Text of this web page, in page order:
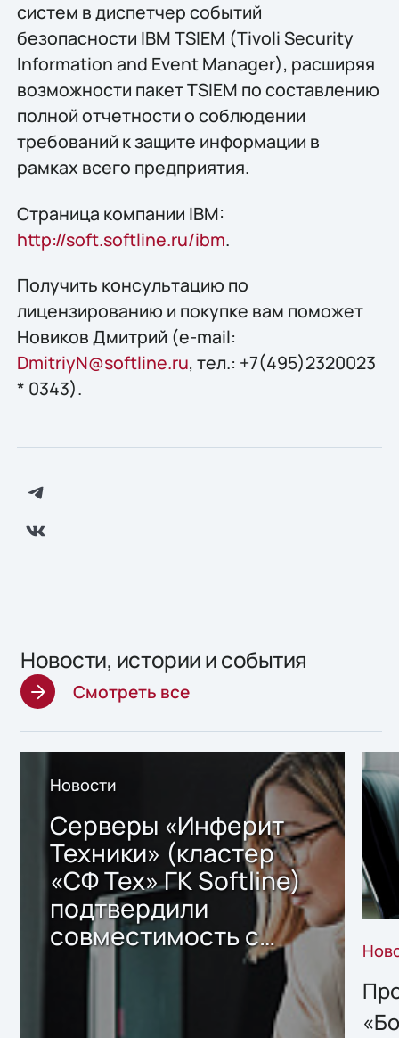
систем в диспетчер событий
безопасности IBM TSIEM (Tivoli Security
Information and Event Manager), расширяя
возможности пакет TSIEM по составлению
полной отчетности о соблюдении
требований к защите информации в
рамках всего предприятия.
Страница компании IBM:
http://soft.softline.ru/ibm.
Получить конcультацию по
лицензированию и покупке вам поможет
Новиков Дмитрий (e-mail:
DmitriyN@softline.ru, тел.: +7(495)2320023
* 0343).
Новости, истории и события
Смотреть все
Новости
Серверы «Инферит
Техники» (кластер
«СФ Тех» ГК Softline)
подтвердили
совместимость с
решением Sharx
хранения данных